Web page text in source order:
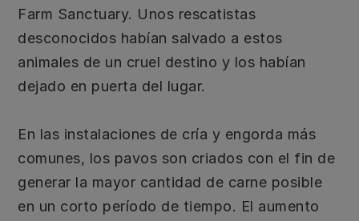
Farm Sanctuary. Unos rescatistas
desconocidos habían salvado a estos
animales de un cruel destino y los habían
dejado en puerta del lugar.
En las instalaciones de cría y engorda más
comunes, los pavos son criados con el fin de
generar la mayor cantidad de carne posible
en un corto período de tiempo. El aumento